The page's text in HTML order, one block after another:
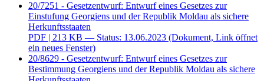
20/7251 - Gesetzentwurf: Entwurf eines Gesetzes zur
Einstufung Georgiens und der Republik Moldau als sichere
Herkunftsstaaten
PDF | 213 KB — Status: 13.06.2023 (Dokument, Link öffnet
ein neues Fenster)
20/8629 - Gesetzentwurf: Entwurf eines Gesetzes zur
Bestimmung Georgiens und der Republik Moldau als sichere